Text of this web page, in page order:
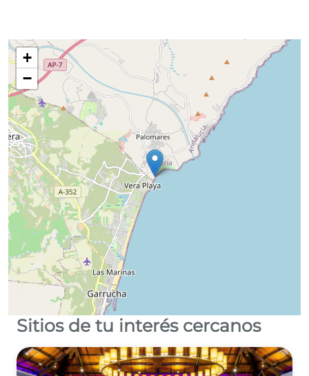
+
−
Sitios de tu interés cercanos